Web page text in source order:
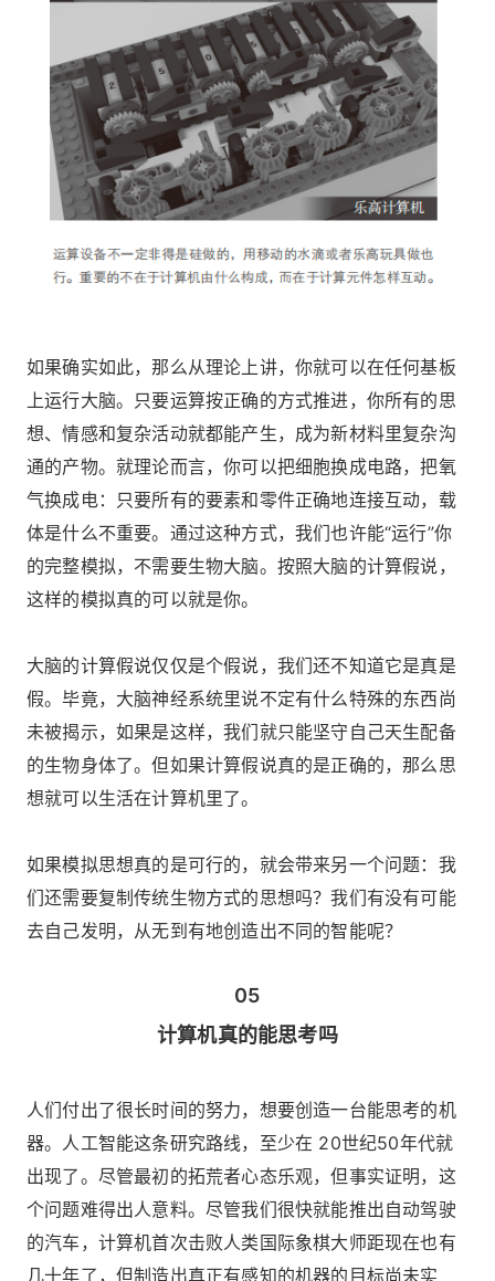
如果确实如此，那么从理论上讲，你就可以在任何基板
上运行大脑。只要运算按正确的方式推进，你所有的思
想、情感和复杂活动就都能产生，成为新材料里复杂沟
通的产物。就理论而言，你可以把细胞换成电路，把氧
气换成电：只要所有的要素和零件正确地连接互动，载
体是什么不重要。通过这种方式，我们也许能“运行”你
的完整模拟，不需要生物大脑。按照大脑的计算假说，
这样的模拟真的可以就是你。
大脑的计算假说仅仅是个假说，我们还不知道它是真是
假。毕竟，大脑神经系统里说不定有什么特殊的东西尚
未被揭示，如果是这样，我们就只能坚守自己天生配备
的生物身体了。但如果计算假说真的是正确的，那么思
想就可以生活在计算机里了。
如果模拟思想真的是可行的，就会带来另一个问题：我
们还需要复制传统生物方式的思想吗？我们有没有可能
去自己发明，从无到有地创造出不同的智能呢？
05
计算机真的能思考吗
人们付出了很长时间的努力，想要创造一台能思考的机
器。人工智能这条研究路线，至少在 20世纪50年代就
出现了。尽管最初的拓荒者心态乐观，但事实证明，这
个问题难得出人意料。尽管我们很快就能推出自动驾驶
的汽车，计算机首次击败人类国际象棋大师距现在也有
几十年了，但制造出真正有感知的机器的目标尚未实